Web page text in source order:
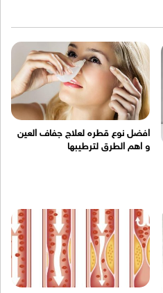
افضل نوع قطره لعلاج جفاف العين
و اهم الطرق لترطيبها